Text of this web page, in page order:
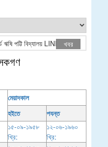
পট্টি বিদ্যালয় LINIC এরিয়া সুবিধা বঞ্চিত
খবর
মেয়াদকাল
হইতে
পযন্ত
১৫-০৯-১৯৫৮
খ্রি:
১২-০৬-১৯৬০
খ্রি: